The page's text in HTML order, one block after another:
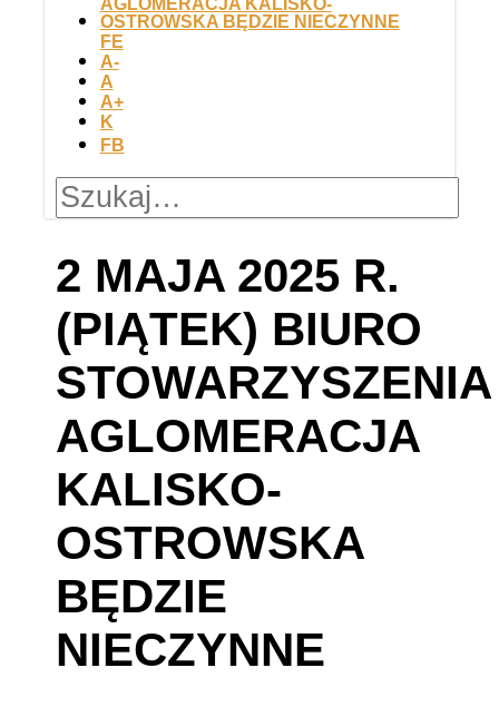
FE
A-
A
A+
K
FB
2 MAJA 2025 R.
(PIĄTEK) BIURO
STOWARZYSZENIA
AGLOMERACJA
KALISKO-
OSTROWSKA
BĘDZIE
NIECZYNNE